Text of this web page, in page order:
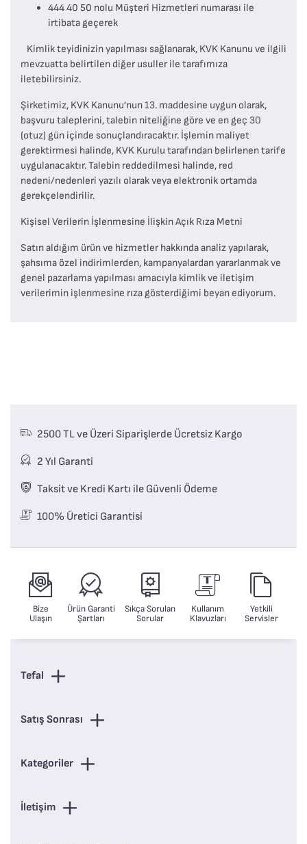
444 40 50 nolu Müşteri Hizmetleri numarası ile
irtibata geçerek
Kimlik teyidinizin yapılması sağlanarak, KVK Kanunu ve ilgili
mevzuatta belirtilen diğer usuller ile tarafımıza
iletebilirsiniz.
Şirketimiz, KVK Kanunu’nun 13. maddesine uygun olarak,
başvuru taleplerini, talebin niteliğine göre ve en geç 30
(otuz) gün içinde sonuçlandıracaktır. İşlemin maliyet
gerektirmesi halinde, KVK Kurulu tarafından belirlenen tarife
uygulanacaktır. Talebin reddedilmesi halinde, red
nedeni/nedenleri yazılı olarak veya elektronik ortamda
gerekçelendirilir.
Kişisel Verilerin İşlenmesine İlişkin Açık Rıza Metni
Satın aldığım ürün ve hizmetler hakkında analiz yapılarak,
şahsıma özel indirimlerden, kampanyalardan yararlanmak ve
genel pazarlama yapılması amacıyla kimlik ve iletişim
verilerimin işlenmesine rıza gösterdiğimi beyan ediyorum.
2500 TL ve Üzeri Siparişlerde Ücretsiz Kargo
2 Yıl Garanti
Taksit ve Kredi Kartı ile Güvenli Ödeme
100% Üretici Garantisi
Bize
Ulaşın
Ürün Garanti
Şartları
Sıkça Sorulan
Sorular
Kullanım
Klavuzları
Yetkili
Servisler
Tefal
Satış Sonrası
Kategoriler
İletişim